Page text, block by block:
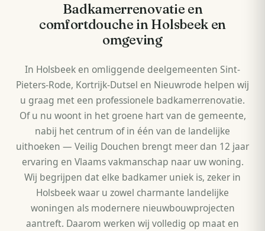
Badkamerrenovatie en
comfortdouche in Holsbeek en
omgeving
In Holsbeek en omliggende deelgemeenten Sint-
Pieters-Rode, Kortrijk-Dutsel en Nieuwrode helpen wij
u graag met een professionele badkamerrenovatie.
Of u nu woont in het groene hart van de gemeente,
nabij het centrum of in één van de landelijke
uithoeken — Veilig Douchen brengt meer dan 12 jaar
ervaring en Vlaams vakmanschap naar uw woning.
Wij begrijpen dat elke badkamer uniek is, zeker in
Holsbeek waar u zowel charmante landelijke
woningen als modernere nieuwbouwprojecten
aantreft. Daarom werken wij volledig op maat en